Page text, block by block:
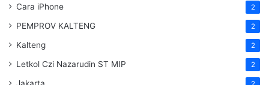
Cara iPhone 2
PEMPROV KALTENG 2
Kalteng 2
Letkol Czi Nazarudin ST MIP 2